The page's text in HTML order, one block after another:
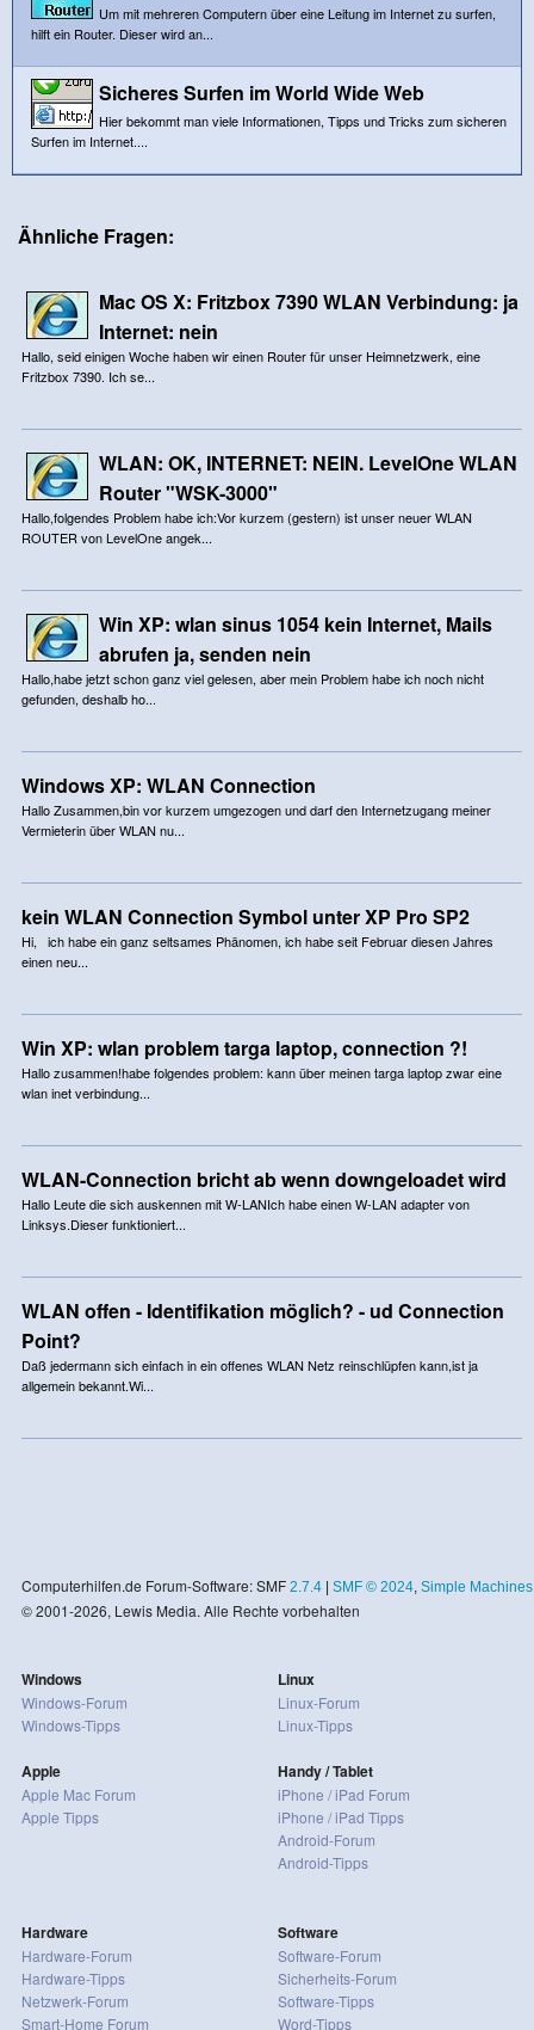
Um mit mehreren Computern über eine Leitung im Internet zu surfen,
hilft ein Router. Dieser wird an...
Sicheres Surfen im World Wide Web
Hier bekommt man viele Informationen, Tipps und Tricks zum sicheren
Surfen im Internet....
Ähnliche Fragen:
Mac OS X: Fritzbox 7390 WLAN Verbindung: ja
Internet: nein
Hallo, seid einigen Woche haben wir einen Router für unser Heimnetzwerk, eine
Fritzbox 7390. Ich se...
WLAN: OK, INTERNET: NEIN. LevelOne WLAN
Router "WSK-3000"
Hallo,folgendes Problem habe ich:Vor kurzem (gestern) ist unser neuer WLAN
ROUTER von LevelOne angek...
Win XP: wlan sinus 1054 kein Internet, Mails
abrufen ja, senden nein
Hallo,habe jetzt schon ganz viel gelesen, aber mein Problem habe ich noch nicht
gefunden, deshalb ho...
Windows XP: WLAN Connection
Hallo Zusammen,bin vor kurzem umgezogen und darf den Internetzugang meiner
Vermieterin über WLAN nu...
kein WLAN Connection Symbol unter XP Pro SP2
Hi, ich habe ein ganz seltsames Phänomen, ich habe seit Februar diesen Jahres
einen neu...
Win XP: wlan problem targa laptop, connection ?!
Hallo zusammen!habe folgendes problem: kann über meinen targa laptop zwar eine
wlan inet verbindung...
WLAN-Connection bricht ab wenn downgeloadet wird
Hallo Leute die sich auskennen mit W-LANIch habe einen W-LAN adapter von
Linksys.Dieser funktioniert...
WLAN offen - Identifikation möglich? - ud Connection
Point?
Daß jedermann sich einfach in ein offenes WLAN Netz reinschlüpfen kann,ist ja
allgemein bekannt.Wi...
Computerhilfen.de Forum-Software: SMF 2.7.4| SMF © 2024, Simple Machines
© 2001-2026, Lewis Media. Alle Rechte vorbehalten
Windows
Windows-Forum
Windows-Tipps
Apple
Apple Mac Forum
Apple Tipps
Linux
Linux-Forum
Linux-Tipps
Handy / Tablet
iPhone / iPad Forum
iPhone / iPad Tipps
Android-Forum
Android-Tipps
Hardware
Hardware-Forum
Hardware-Tipps
Netzwerk-Forum
Smart-Home Forum
Software
Software-Forum
Sicherheits-Forum
Software-Tipps
Word-Tipps